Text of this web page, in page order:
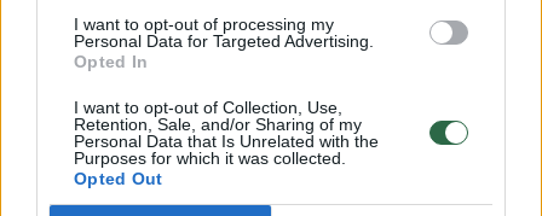
I want to opt-out of processing my
Personal Data for Targeted Advertising.
Opted In
I want to opt-out of Collection, Use,
Retention, Sale, and/or Sharing of my
Personal Data that Is Unrelated with the
Purposes for which it was collected.
Opted Out
vaizdas pribloškia
Žinios | Lietuvos diena
00:15:54
V. Zalužno pasisakymą laiko bandymu įsitvirtinti
Ukrainos politikoje: jis yra neteisus
Laidos | Nauja diena